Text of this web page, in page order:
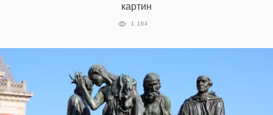
картин
1 164